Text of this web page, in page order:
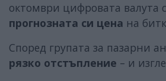
октомври цифровата валута
прогнозната си цена на
Според групата за пазарни
рязко отстъпление – и